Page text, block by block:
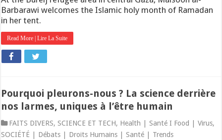
Barbarawi welcomes the Islamic holy month of Ramadan
in her tent.
Read More | Lire La Suite
Pourquoi pleurons-nous ? La science derrière
nos larmes, uniques à l’être humain
FAITS DIVERS, SCIENCE ET TECH, Health | Santé I Food | Virus,
SOCIÉTÉ | Débats | Droits Humains | Santé | Trends